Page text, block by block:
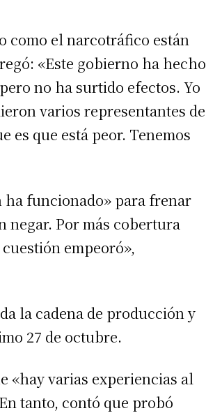
como el narcotráfico están
«Este gobierno ha hecho
no ha surtido efectos. Yo
varios representantes de
es que está peor. Tenemos
funcionado» para frenar
negar. Por más cobertura
empeoró»,
la cadena de producción y
27 de octubre.
«hay varias experiencias al
tanto, contó que probó